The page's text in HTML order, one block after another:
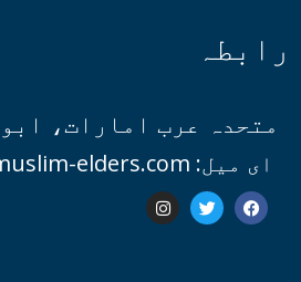
رابطہ
متحدہ عرب امارات،
ای میل: info@muslim-elders.com